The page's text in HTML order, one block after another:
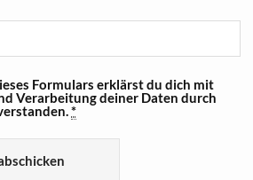
Formulars erklärst du dich mit
Verarbeitung deiner Daten durch
*